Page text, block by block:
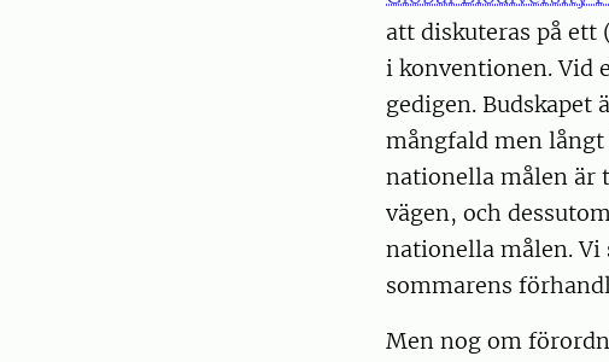
att diskuteras på
i konventionen. Vid
gedigen.
mångfald men
nationella målen är
vägen, och
nationella målen. Vi
sommarens
Men nog om